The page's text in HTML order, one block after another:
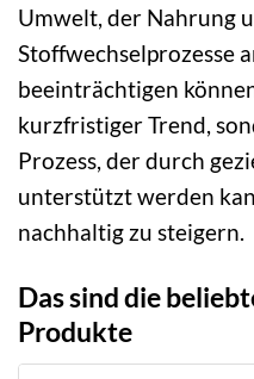
Umwelt, der Nahrung
Stoffwechselprozesse
beeinträchtigen
kurzfristiger Trend,
Prozess, der durch
unterstützt werden
nachhaltig zu steigern.
Das sind die
Produkte